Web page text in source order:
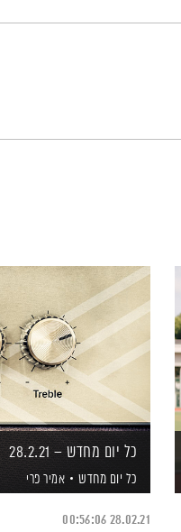
כל יום מחדש – 28.2.21
כל יום מחדש אמיר פרי
28.02.21
00:56:06